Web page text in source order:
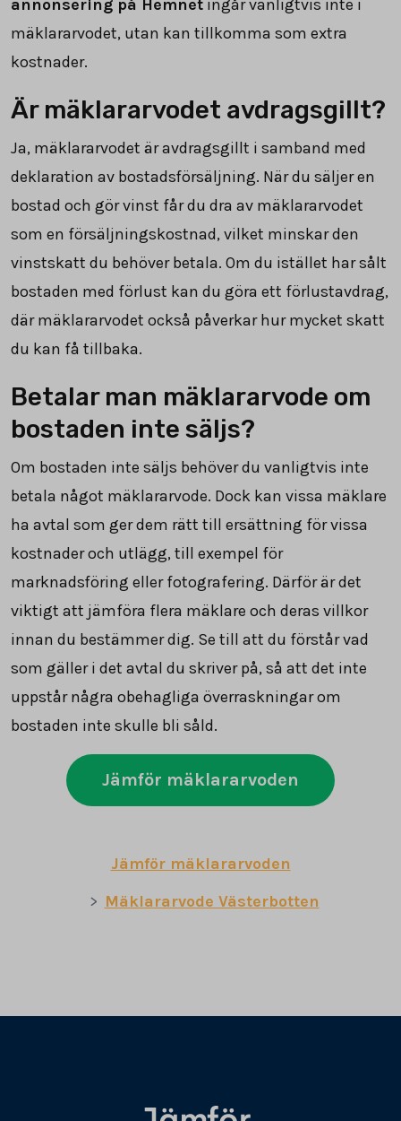
annonsering på Hemnet ingår vanligtvis inte i
mäklararvodet, utan kan tillkomma som extra
kostnader.
Är mäklararvodet avdragsgillt?
Ja, mäklararvodet är avdragsgillt i samband med
deklaration av bostadsförsäljning. När du säljer en
bostad och gör vinst får du dra av mäklararvodet
som en försäljningskostnad, vilket minskar den
vinstskatt du behöver betala. Om du istället har sålt
bostaden med förlust kan du göra ett förlustavdrag,
där mäklararvodet också påverkar hur mycket skatt
du kan få tillbaka.
Betalar man mäklararvode om
bostaden inte säljs?
Om bostaden inte säljs behöver du vanligtvis inte
betala något mäklararvode. Dock kan vissa mäklare
ha avtal som ger dem rätt till ersättning för vissa
kostnader och utlägg, till exempel för
marknadsföring eller fotografering. Därför är det
viktigt att jämföra flera mäklare och deras villkor
innan du bestämmer dig. Se till att du förstår vad
som gäller i det avtal du skriver på, så att det inte
uppstår några obehagliga överraskningar om
bostaden inte skulle bli såld.
Jämför mäklararvoden
Jämför mäklararvoden
Mäklararvode Västerbotten